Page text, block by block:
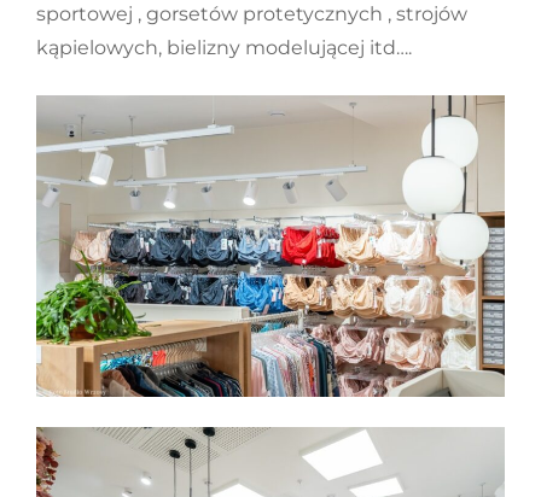
sportowej , gorsetów protetycznych , strojów
kąpielowych, bielizny modelującej itd….